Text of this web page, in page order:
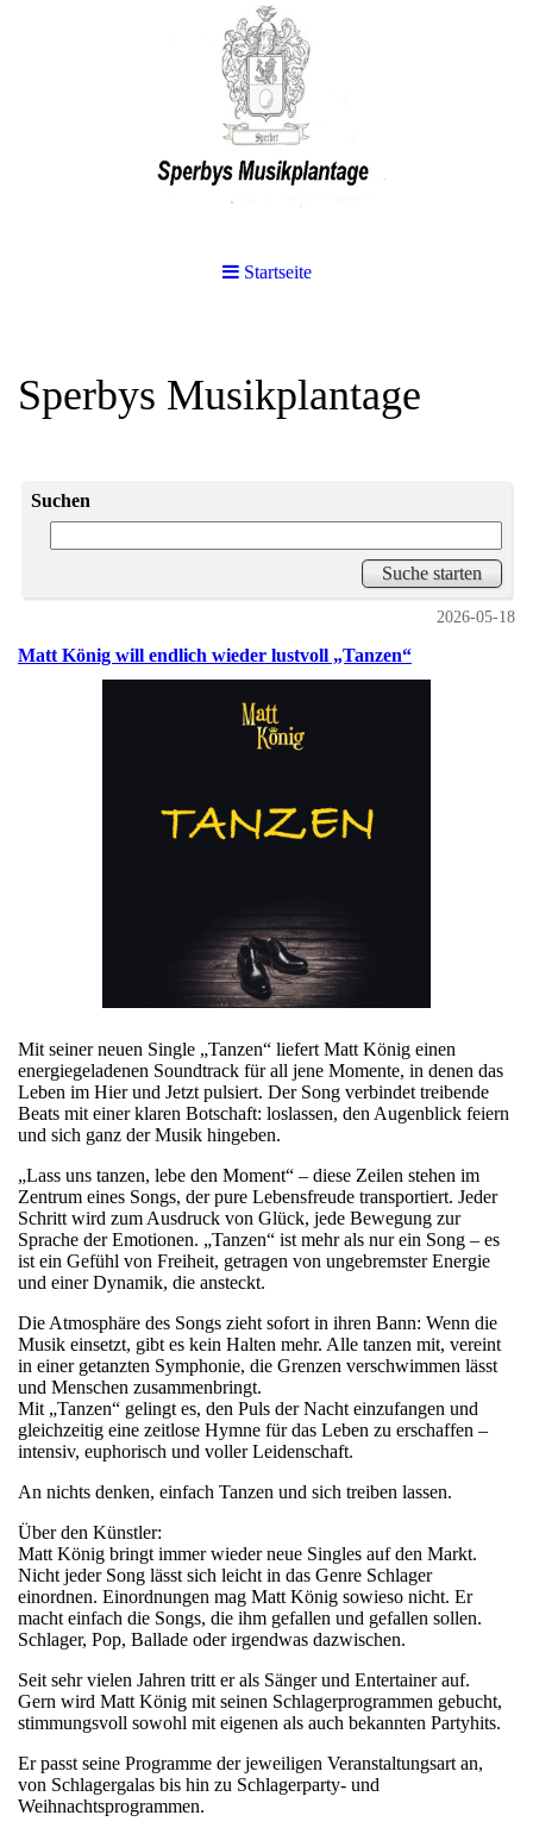
Startseite
Sperbys Musikplantage
Suchen
2026-05-18
Matt König will endlich wieder lustvoll „Tanzen“
Mit seiner neuen Single „Tanzen“ liefert Matt König einen
energiegeladenen Soundtrack für all jene Momente, in denen das
Leben im Hier und Jetzt pulsiert. Der Song verbindet treibende
Beats mit einer klaren Botschaft: loslassen, den Augenblick feiern
und sich ganz der Musik hingeben.
„Lass uns tanzen, lebe den Moment“ – diese Zeilen stehen im
Zentrum eines Songs, der pure Lebensfreude transportiert. Jeder
Schritt wird zum Ausdruck von Glück, jede Bewegung zur
Sprache der Emotionen. „Tanzen“ ist mehr als nur ein Song – es
ist ein Gefühl von Freiheit, getragen von ungebremster Energie
und einer Dynamik, die ansteckt.
Die Atmosphäre des Songs zieht sofort in ihren Bann: Wenn die
Musik einsetzt, gibt es kein Halten mehr. Alle tanzen mit, vereint
in einer getanzten Symphonie, die Grenzen verschwimmen lässt
und Menschen zusammenbringt.
Mit „Tanzen“ gelingt es, den Puls der Nacht einzufangen und
gleichzeitig eine zeitlose Hymne für das Leben zu erschaffen –
intensiv, euphorisch und voller Leidenschaft.
An nichts denken, einfach Tanzen und sich treiben lassen.
Über den Künstler:
Matt König bringt immer wieder neue Singles auf den Markt.
Nicht jeder Song lässt sich leicht in das Genre Schlager
einordnen. Einordnungen mag Matt König sowieso nicht. Er
macht einfach die Songs, die ihm gefallen und gefallen sollen.
Schlager, Pop, Ballade oder irgendwas dazwischen.
Seit sehr vielen Jahren tritt er als Sänger und Entertainer auf.
Gern wird Matt König mit seinen Schlagerprogrammen gebucht,
stimmungsvoll sowohl mit eigenen als auch bekannten Partyhits.
Er passt seine Programme der jeweiligen Veranstaltungsart an,
von Schlagergalas bis hin zu Schlagerparty- und
Weihnachtsprogrammen.